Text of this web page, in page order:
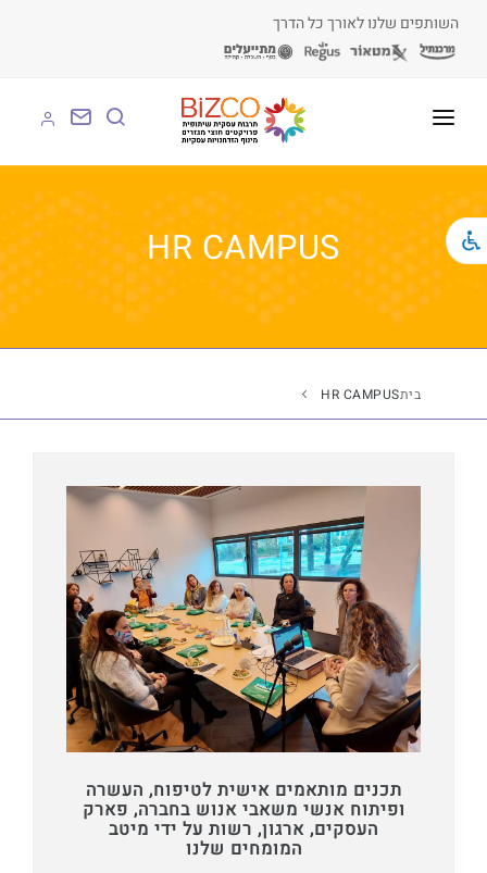
השותפים שלנו לאורך כל הדרך
על BIZCO
BIZCO לעסקים
BIZCO לרשויות
HR CAMPUS
ביתHR CAMPUS
תכנים מותאמים אישית לטיפוח, העשרה
ופיתוח אנשי משאבי אנוש בחברה, פארק
העסקים, ארגון, רשות על ידי מיטב
המומחים שלנו